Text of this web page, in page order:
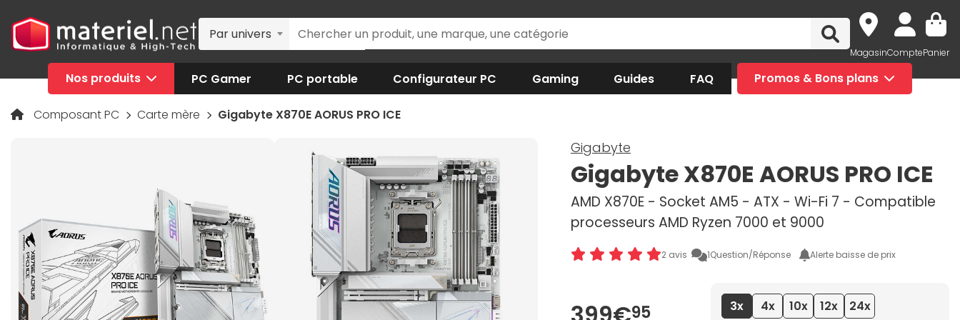
Par univers
MagasinComptePanier
Nos produits PC Gamer PC portable Configurateur PC Gaming Guides FAQ Promos & Bons plans
Composant PC Carte mère Gigabyte X870E AORUS PRO ICE
Gigabyte
Gigabyte X870E AORUS PRO ICE
AMD X870E - Socket AM5 - ATX - Wi-Fi 7 - Compatible
processeurs AMD Ryzen 7000 et 9000
2 avis 1Question/Réponse Alerte baisse de prix
95 3x 4x 10x 12x
24x